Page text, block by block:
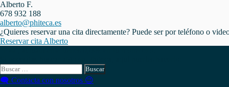
Alberto F.
678 932 188
alberto@phiteca.es
¿Quieres reservar una cita directamente? Puede ser por teléfono o
Reservar cita Alberto
Buscar:
🗨 Contacta con nosotros 😉